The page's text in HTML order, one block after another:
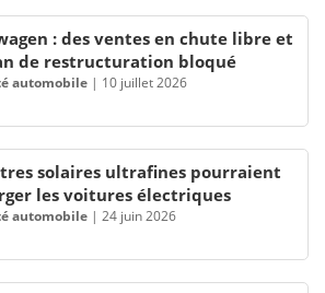
: des ventes en chute libre et
de restructuration bloqué
automobile | 10 juillet 2026
solaires ultrafines pourraient
les voitures électriques
automobile | 24 juin 2026